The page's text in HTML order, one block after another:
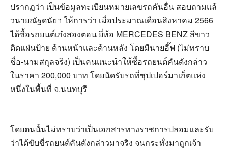
ปรากฏว่า เป็นข้อมูลทะเบียนหมายเลขรถคันอื่น สอบถามแล้
วนายณัฐดนัยฯ ให้การว่า เมื่อประมาณเดือนสิงหาคม 2566
ได้ซื้อรถยนต์เก๋งสองตอน ยี่ห้อ MERCEDES BENZ สีขาว
ติดแผ่นป้าย ด้านหน้าและด้านหลัง โดยมีนายอี๊ฟ (ไม่ทราบ
ชื่อ-นามสกุลจริง) เป็นคนแนะนำให้ซื้อรถยนต์คันดังกล่าว
ในราคา 200,000 บาท โดยนัดรับรถที่ซุปเปอร์มาเก็ตแห่ง
หนึ่งในพื้นที่ จ.นนทบุรี
โดยตนนั้นไม่ทราบว่าเป็นเอกสารทางราชการปลอมและรับ
ว่าได้ขับขี่รถยนต์คันดังกล่าวมาจริง จนกระทั่งมาถูกเจ้า